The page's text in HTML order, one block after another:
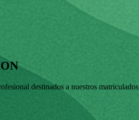
destinados a nuestros matriculados